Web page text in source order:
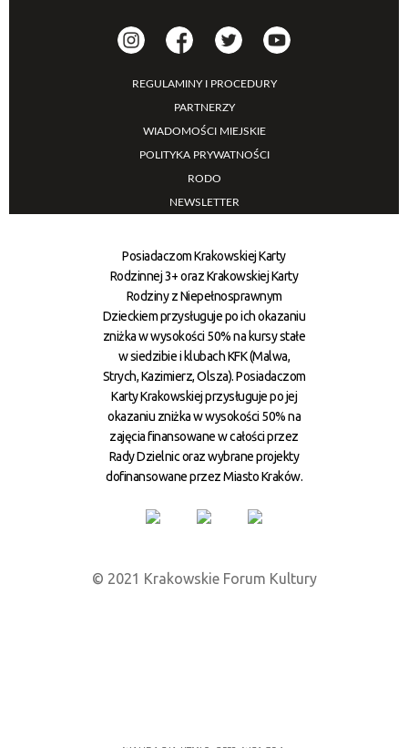
REGULAMINY I PROCEDURY
PARTNERZY
WIADOMOŚCI MIEJSKIE
POLITYKA PRYWATNOŚCI
RODO
NEWSLETTER
Posiadaczom Krakowskiej Karty
Rodzinnej 3+ oraz Krakowskiej Karty
Rodziny z Niepełnosprawnym
Dzieckiem przysługuje po ich okazaniu
zniżka w wysokości 50% na kursy stałe
w siedzibie i klubach KFK (Malwa,
Strych, Kazimierz, Olsza). Posiadaczom
Karty Krakowskiej przysługuje po jej
okazaniu zniżka w wysokości 50% na
zajęcia finansowane w całości przez
Rady Dzielnic oraz wybrane projekty
dofinansowane przez Miasto Kraków.
© 2021 Krakowskie Forum Kultury